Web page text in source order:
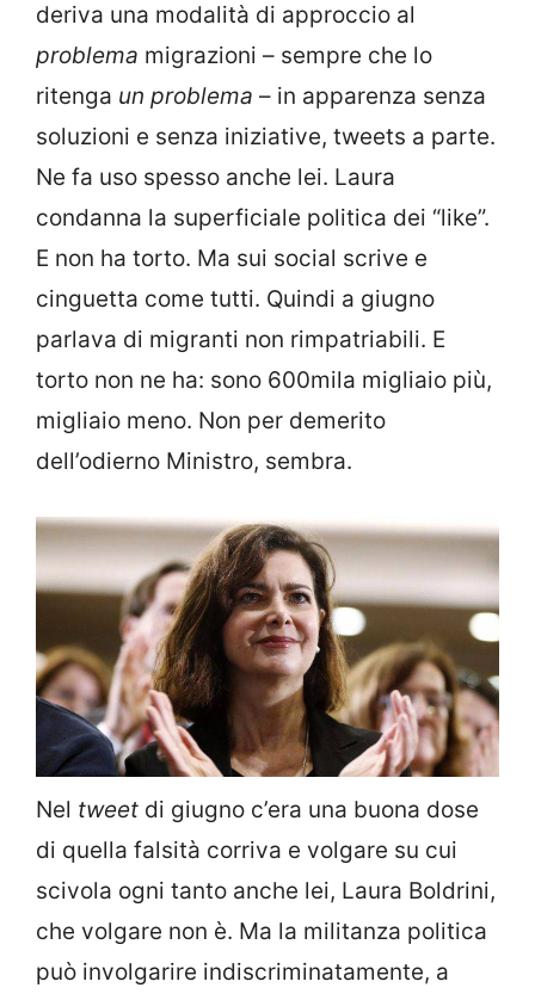
deriva una modalità di approccio al
problema migrazioni – sempre che lo
ritenga un problema – in apparenza senza
soluzioni e senza iniziative, tweets a parte.
Ne fa uso spesso anche lei. Laura
condanna la superficiale politica dei “like”.
E non ha torto. Ma sui social scrive e
cinguetta come tutti. Quindi a giugno
parlava di migranti non rimpatriabili. E
torto non ne ha: sono 600mila migliaio più,
migliaio meno. Non per demerito
dell’odierno Ministro, sembra.
Nel tweet di giugno c’era una buona dose
di quella falsità corriva e volgare su cui
scivola ogni tanto anche lei, Laura Boldrini,
che volgare non è. Ma la militanza politica
può involgarire indiscriminatamente, a